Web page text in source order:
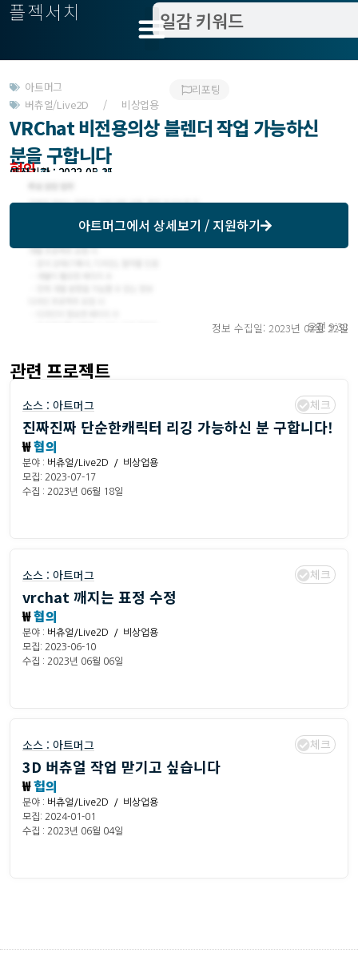
플젝서치
아트머그
버츄얼/Live2D / 비상업용
리포팅
VRChat 비전용의상 블렌더 작업 가능하신
분을 구합니다
협의
모집기한 : 2023-03-15
예상기간 : 2023-05-31
아트머그에서 상세보기 / 지원하기
정보 수집일: 2023년 02월 22일
오전 9:38
관련 프로젝트
소스 : 아트머그 체크
진짜진짜 단순한캐릭터 리깅 가능하신 분 구합니다!
₩협의
분야 : 버츄얼/Live2D / 비상업용
모집: 2023-07-17
수집 : 2023년 06월 18일
소스 : 아트머그 체크
vrchat 깨지는 표정 수정
₩협의
분야 : 버츄얼/Live2D / 비상업용
모집: 2023-06-10
수집 : 2023년 06월 06일
소스 : 아트머그 체크
3D 버츄얼 작업 맏기고 싶습니다
₩헙의
분야 : 버츄얼/Live2D / 비상업용
모집: 2024-01-01
수집 : 2023년 06월 04일